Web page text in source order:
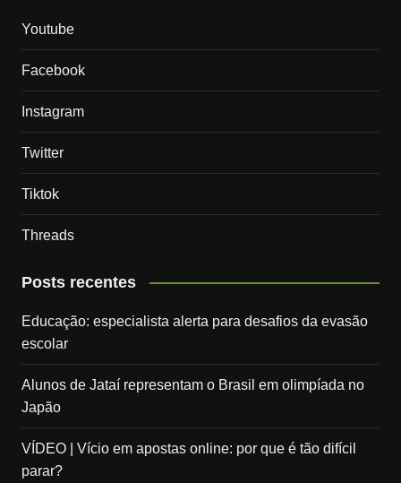
Youtube
Facebook
Instagram
Twitter
Tiktok
Threads
Posts recentes
Educação: especialista alerta para desafios da evasão
escolar
Alunos de Jataí representam o Brasil em olimpíada no
Japão
VÍDEO | Vício em apostas online: por que é tão difícil
parar?